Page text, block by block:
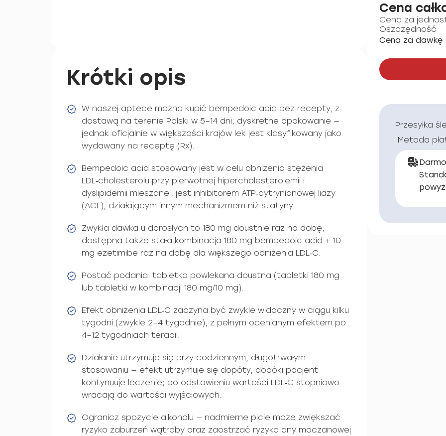
Krótki opis
W naszej aptece można kupić bempedoic acid bez recepty, z
dostawą na terenie Polski w 5–14 dni; dyskretne opakowanie —
jednak oficjalnie w większości krajów lek jest klasyfikowany jako
wydawany na receptę (Rx).
Bempedoic acid stosowany jest w celu obniżenia stężenia
LDL‑cholesterolu przy pierwotnej hipercholesterolemii i
dyslipidemii mieszanej; jest inhibitorem ATP‑cytrynianowej liazy
(ACL), działającym innym mechanizmem niż statyny.
Zwykła dawka u dorosłych to 180 mg doustnie raz na dobę;
dostępna także stała kombinacja 180 mg bempedoic acid + 10
mg ezetimibe raz na dobę dla większego obniżenia LDL‑C.
Postać podania: tabletka powlekana doustna (tabletki 180 mg
lub tabletki w kombinacji 180 mg/10 mg).
Efekt obniżenia LDL‑C zaczyna być zwykle widoczny w ciągu kilku
tygodni (zwykle 2–4 tygodnie), z pełnym ocenianym efektem po
4–12 tygodniach terapii.
Działanie utrzymuje się przy codziennym, długotrwałym
stosowaniu — efekt utrzymuje się dopóty, dopóki pacjent
kontynuuje leczenie; po odstawieniu wartości LDL‑C stopniowo
wracają do wartości wyjściowych.
Ogranicz spożycie alkoholu — nadmierne picie może zwiększać
ryzyko zaburzeń wątroby oraz zaostrzać ryzyko dny moczanowej
Cena
Cena za
Oszczędność
Cena za dawkę
Przesyłka
Metoda